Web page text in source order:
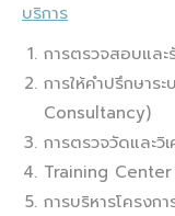
บริการ
การตรวจสอบแล
การให้คำปรึกษาร
Consultancy)
การตรวจวัดและวิ
Training Center
การบริหารโครง